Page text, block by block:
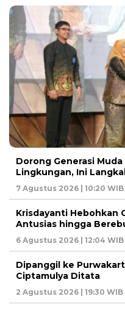
Dorong Generasi
Lingkungan, Ini
7 Agustus 2026 | 10:20 WIB
Krisdayanti Hebohkan
Antusias hingga
6 Agustus 2026 | 12:04 WIB
Dipanggil ke
Ciptamulya Ditata
2 Agustus 2026 | 19:30 WIB